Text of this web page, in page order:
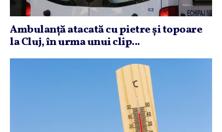
Ambulanţă atacată cu pietre şi topoare
la Cluj, în urma unui clip...